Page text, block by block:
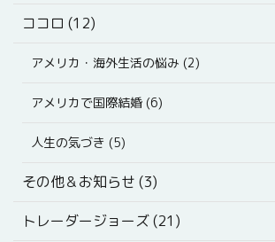
ココロ (12)
アメリカ・海外生活の悩み (2)
アメリカで国際結婚 (6)
人生の気づき (5)
その他＆お知らせ (3)
トレーダージョーズ (21)